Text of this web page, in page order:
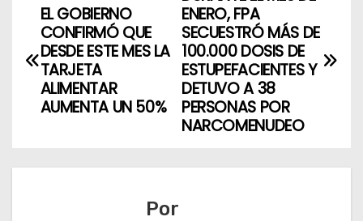
v
a
ENERO, FPA
SECUESTRÓ MÁS DE
100.000 DOSIS DE
ESTUPEFACIENTES Y
DETUVO A 38
PERSONAS POR
NARCOMENUDEO
EL GOBIERNO
CONFIRMÓ QUE
DESDE ESTE MES LA
TARJETA
ALIMENTAR
AUMENTA UN 50%
Por